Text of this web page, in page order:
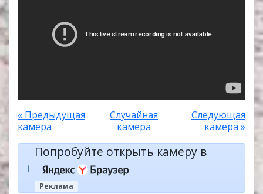
« Предыдущая
камера
Случайная
камера
Следующая
камера »
ℹ️
Попробуйте открыть камеру в
Реклама